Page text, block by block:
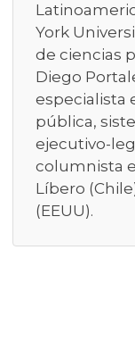
York
de ciencias
Diego
especialista
pública,
ejecutivo-
columnista
Líbero
(EEUU).